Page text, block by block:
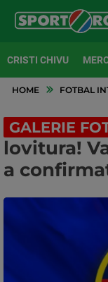
CRISTI CHIVU
HOME FOTBAL
GALERIE
lovitura!
a